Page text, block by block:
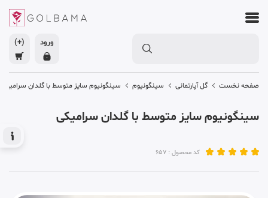
ورود (+)
صفحه نخست گل آپارتمانی سینگونیوم سینگونیوم سایز متوسط با گلدان سرامیکی
سینگونیوم سایز متوسط با گلدان سرامیکی
کد محصول : 657